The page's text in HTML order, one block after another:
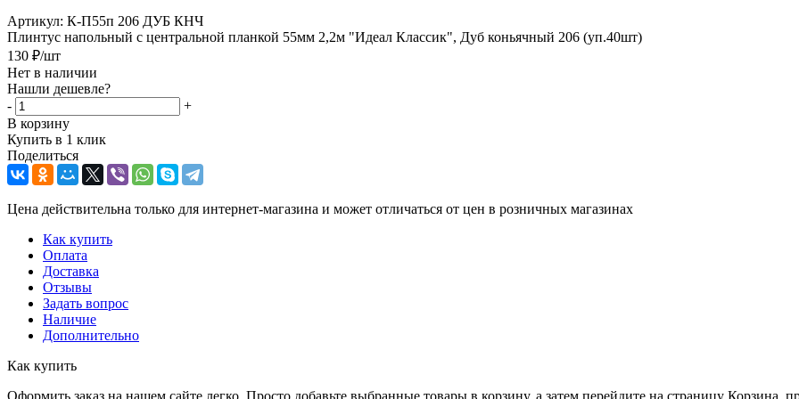
Артикул: К-П55п 206 ДУБ КНЧ
Плинтус напольный с центральной планкой 55мм 2,2м "Идеал Классик", Дуб коньячный 206 (уп.40шт)
130 ₽/шт
Нет в наличии
Нашли дешевле?
-
+
В корзину
Купить в 1 клик
Поделиться
Цена действительна только для интернет-магазина и может отличаться от цен в розничных магазинах
Как купить
Оплата
Доставка
Отзывы
Задать вопрос
Наличие
Дополнительно
Как купить
Оформить заказ на нашем сайте легко. Просто добавьте выбранные товары в корзину, а затем перейдите на страницу Корзина,